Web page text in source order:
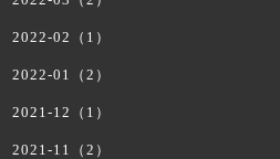
2022-02（1）
2022-01（2）
2021-12（1）
2021-11（2）